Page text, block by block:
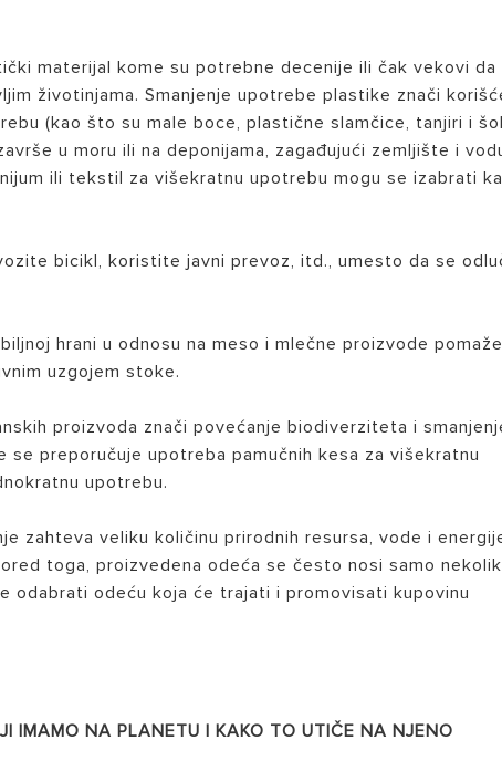
materijal kome su potrebne decenije ili čak vekovi da
životinjama. Smanjenje upotrebe plastike znači
(kao što su male boce, plastične slamčice, tanjiri i
u moru ili na deponijama, zagađujući zemljište i
ili tekstil za višekratnu upotrebu mogu se izabrati
bicikl, koristite javni prevoz, itd., umesto da se
hrani u odnosu na meso i mlečne proizvode
uzgojem stoke.
proizvoda znači povećanje biodiverziteta i
se preporučuje upotreba pamučnih kesa za višekratnu
upotrebu.
zahteva veliku količinu prirodnih resursa, vode i
toga, proizvedena odeća se često nosi samo
odabrati odeću koja će trajati i promovisati kupovinu
IMAMO NA PLANETU I KAKO TO UTIČE NA NJENO